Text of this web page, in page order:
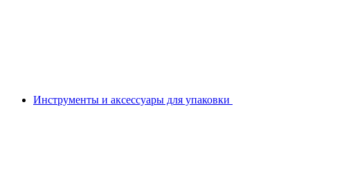
Инструменты и аксессуары для упаковки